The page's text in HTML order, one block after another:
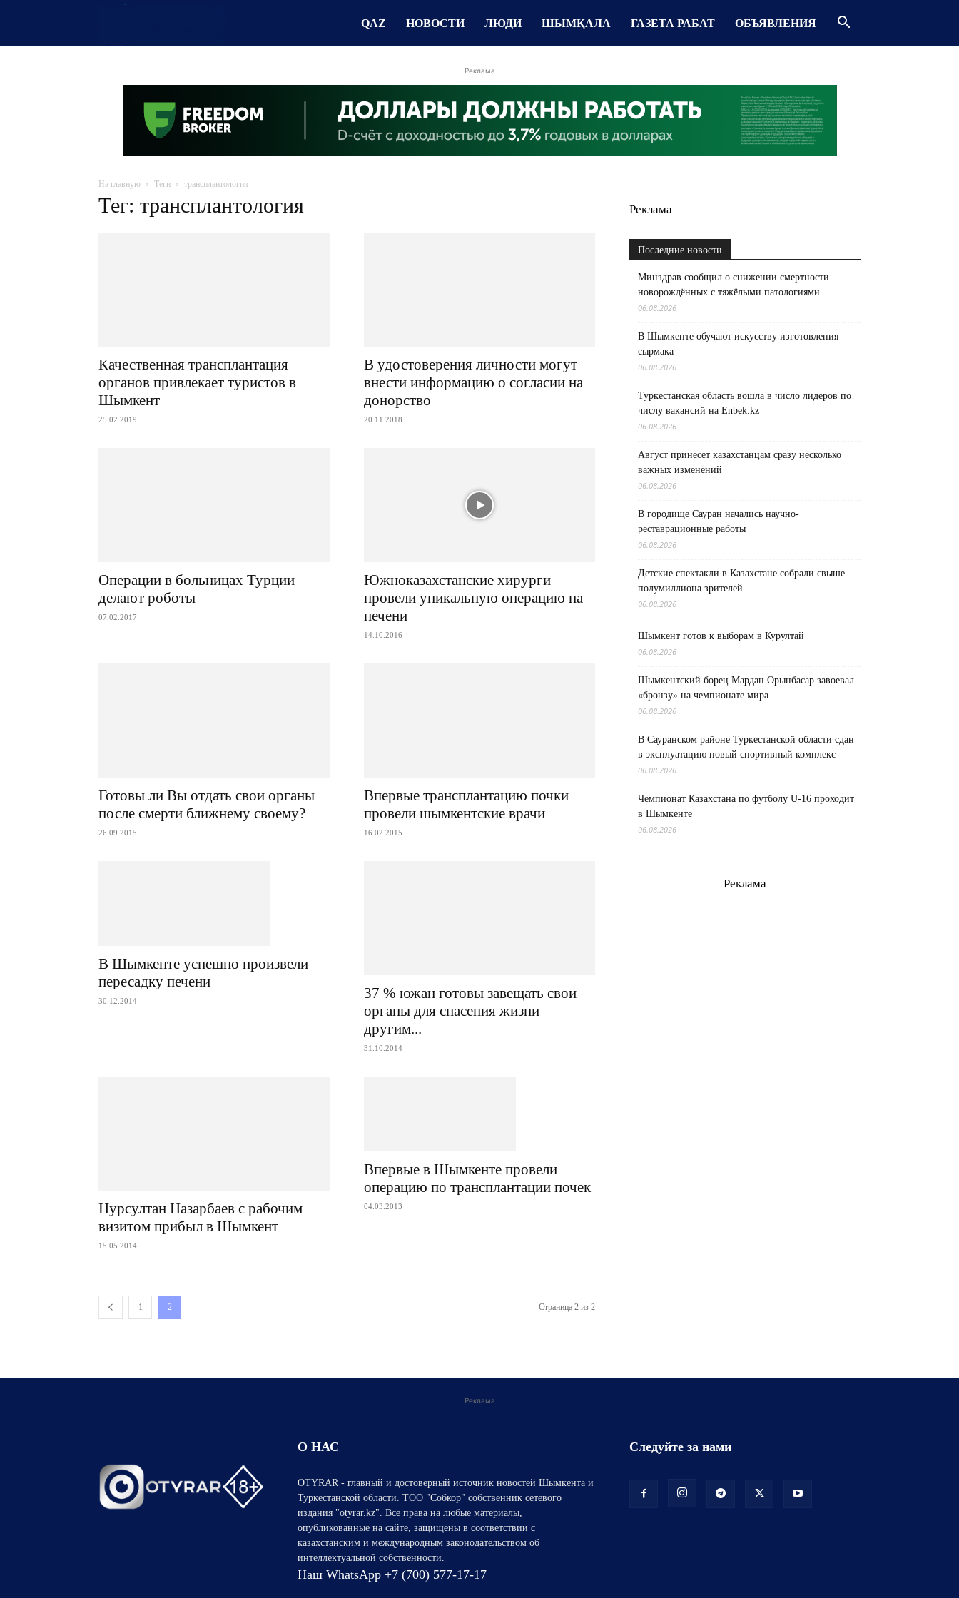
QAZ НОВОСТИ ЛЮДИ ШЫМҚАЛА ГАЗЕТА РАБАТ ОБЪЯВЛЕНИЯ
Реклама
На главную Теги трансплантология
Тег: трансплантология
Качественная трансплантация
органов привлекает туристов в
Шымкент
25.02.2019
В удостоверения личности могут
внести информацию о согласии на
донорство
20.11.2018
Операции в больницах Турции
делают роботы
07.02.2017
Южноказахстанские хирурги
провели уникальную операцию на
печени
14.10.2016
Готовы ли Вы отдать свои органы
после смерти ближнему своему?
26.09.2015
Впервые трансплантацию почки
провели шымкентские врачи
16.02.2015
В Шымкенте успешно произвели
пересадку печени
30.12.2014
37 % южан готовы завещать свои
органы для спасения жизни
другим...
31.10.2014
Нурсултан Назарбаев с рабочим
визитом прибыл в Шымкент
15.05.2014
Впервые в Шымкенте провели
операцию по трансплантации почек
04.03.2013
1 2 Страница 2 из 2
Реклама
Последние новости
Минздрав сообщил о снижении смертности
новорождённых с тяжёлыми патологиями
06.08.2026
В Шымкенте обучают искусству изготовления
сырмака
06.08.2026
Туркестанская область вошла в число лидеров по
числу вакансий на Enbek.kz
06.08.2026
Август принесет казахстанцам сразу несколько
важных изменений
06.08.2026
В городище Сауран начались научно-
реставрационные работы
06.08.2026
Детские спектакли в Казахстане собрали свыше
полумиллиона зрителей
06.08.2026
Шымкент готов к выборам в Курултай
06.08.2026
Шымкентский борец Мардан Орынбасар завоевал
«бронзу» на чемпионате мира
06.08.2026
В Сауранском районе Туркестанской области сдан
в эксплуатацию новый спортивный комплекс
06.08.2026
Чемпионат Казахстана по футболу U-16 проходит
в Шымкенте
06.08.2026
Реклама
Реклама
О НАС
OTYRAR - главный и достоверный источник новостей Шымкента и
Туркестанской области. ТОО "Собкор" собственник сетевого
издания "otyrar.kz". Все права на любые материалы,
опубликованные на сайте, защищены в соответствии с
казахстанским и международным законодательством об
интеллектуальной собственности.
Наш WhatsApp +7 (700) 577-17-17
Следуйте за нами